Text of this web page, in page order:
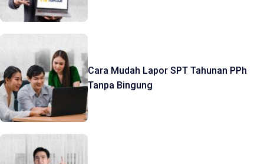
Cara Mudah Lapor SPT Tahunan PPh
Tanpa Bingung